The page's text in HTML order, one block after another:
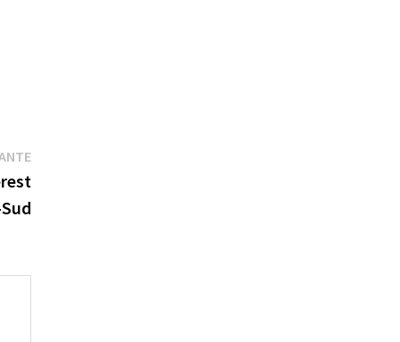
Publication
suivante :